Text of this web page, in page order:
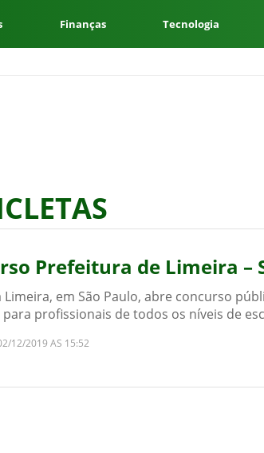
Finanças Tecnologia
Prefeitura de Limeira –
em São Paulo, abre concurso
para profissionais de todos os níveis de
12/2019 AS 15:52